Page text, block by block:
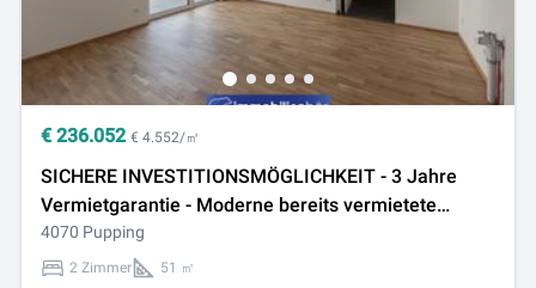
€ 236.052 € 4.552/㎡
SICHERE INVESTITIONSMÖGLICHKEIT - 3 Jahre
Vermietgarantie - Moderne bereits vermietete
Eigentumswohnung - Top A21
4070 Pupping
2 Zimmer 51 ㎡